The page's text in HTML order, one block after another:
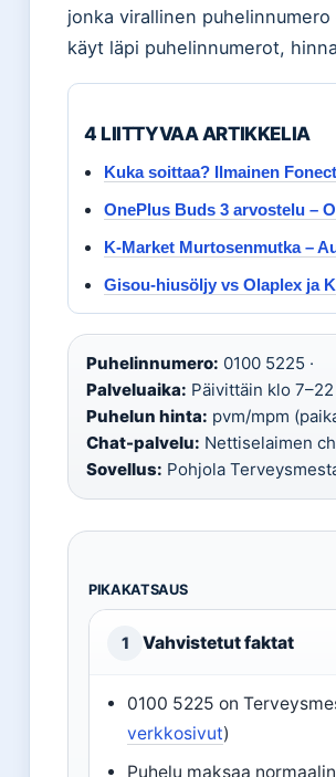
jonka virallinen
käyt läpi puhelinnumerot,
4 LIITTYVAA ARTIKKELIA
Kuka soittaa? Ilmainen
OnePlus Buds 3 arvostelu –
K-Market Murtosenmutka –
Gisou-hiusöljy vs Olaplex ja
Puhelinnumero: 0100 5225 ·
Palveluaika: Päivittäin klo 7–22
Puhelun hinta: pvm/mpm
Chat-palvelu: Nettiselaimen
Sovellus: Pohjola
PIKAKATSAUS
1 Vahvistetut faktat
0100 5225 on
verkkosivut)
Puhelu maksaa